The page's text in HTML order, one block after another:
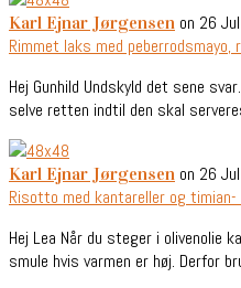
Karl Ejnar Jørgensen on 26 Jul
Rimmet laks med
Hej Gunhild Undskyld det sene
selve retten indtil den skal
Karl Ejnar Jørgensen on 26 Jul
Risotto med kantareller og
Hej Lea Når du steger i olivenolie
smule hvis varmen er høj. Derfor